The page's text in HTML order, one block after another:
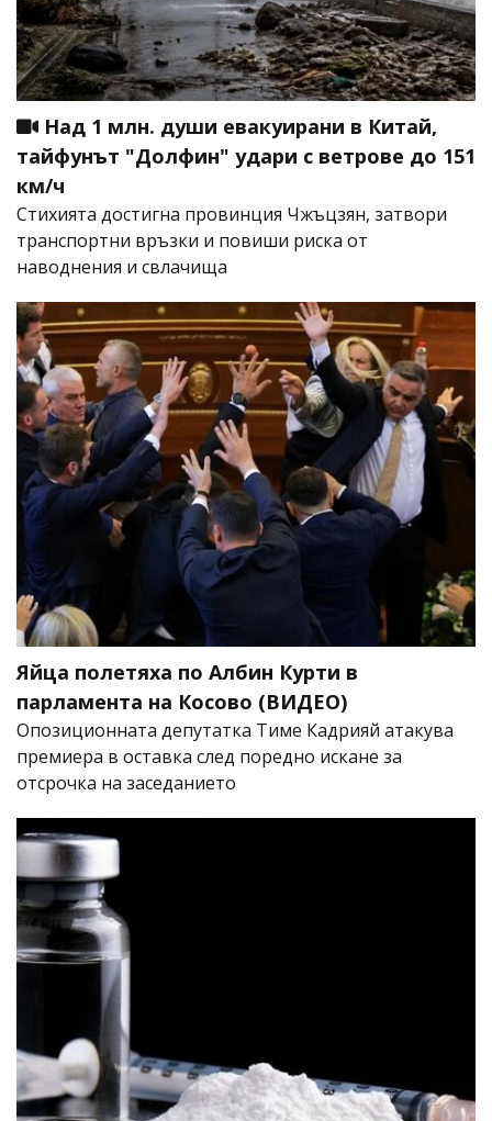
Над 1 млн. души евакуирани в Китай,
тайфунът "Долфин" удари с ветрове до 151
км/ч
Стихията достигна провинция Чжъцзян, затвори
транспортни връзки и повиши риска от
наводнения и свлачища
Яйца полетяха по Албин Курти в
парламента на Косово (ВИДЕО)
Опозиционната депутатка Тиме Кадрияй атакува
премиера в оставка след поредно искане за
отсрочка на заседанието